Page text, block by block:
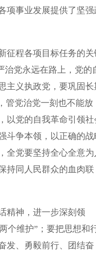
项事业发展提供了坚强
程各项目标任务的关
治党永远在路上，党的
主义执政党，要巩固长
管党治党一刻也不能放
以党的自我革命引领社
斗争本领，以正确的战
全党要坚持全心全意为
持同人民群众的血肉联
精神，进一步深刻领
个维护”；要把思想和
发、勇毅前行、团结奋